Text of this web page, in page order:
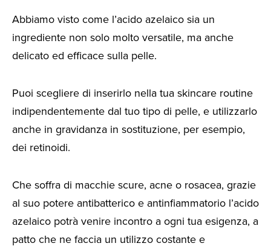
Abbiamo visto come l’acido azelaico sia un
ingrediente non solo molto versatile, ma anche
delicato ed efficace sulla pelle.
Puoi scegliere di inserirlo nella tua skincare routine
indipendentemente dal tuo tipo di pelle, e utilizzarlo
anche in gravidanza in sostituzione, per esempio,
dei retinoidi.
Che soffra di macchie scure, acne o rosacea, grazie
al suo potere antibatterico e antinfiammatorio l’acido
azelaico potrà venire incontro a ogni tua esigenza, a
patto che ne faccia un utilizzo costante e